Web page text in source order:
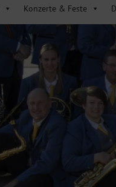
Konzerte & Feste